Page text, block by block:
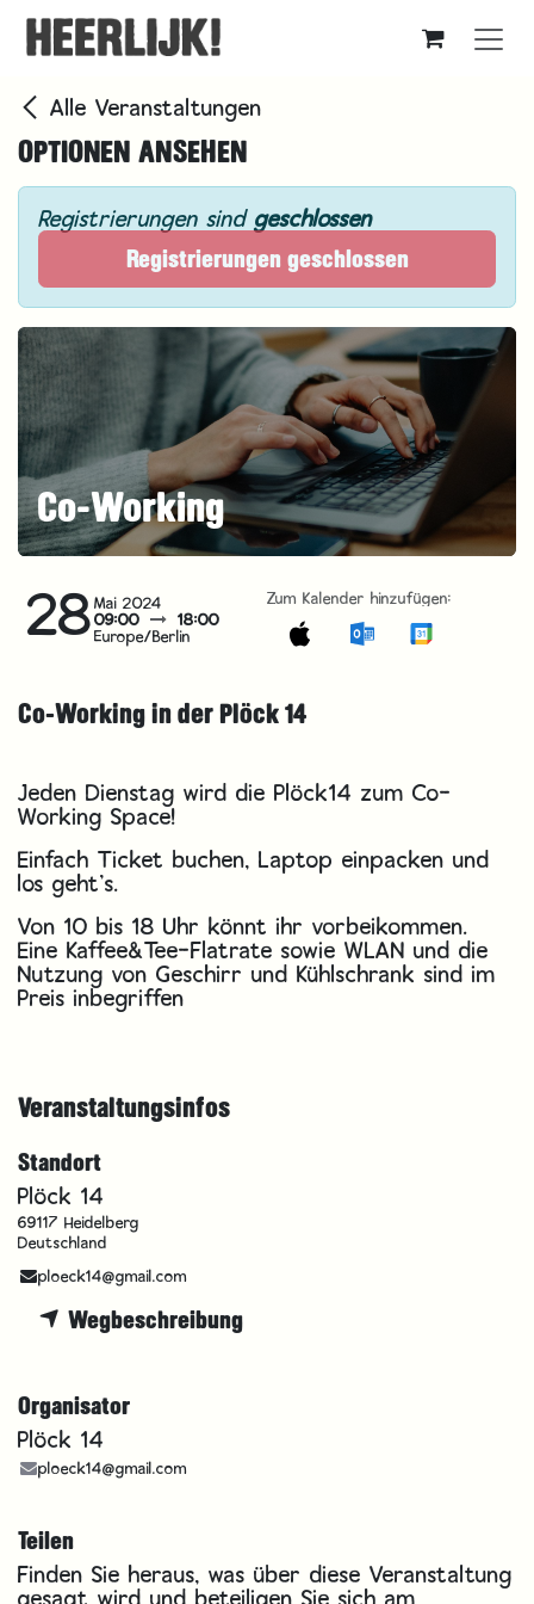
Zum Inhalt springen
Alle Veranstaltungen
OPTIONEN ANSEHEN
Registrierungen sind geschlossen
Registrierungen geschlossen
Co-Working
28Mai 2024
09:00 18:00
Europe/Berlin
Zum Kalender hinzufügen:
Co-Working in der Plöck 14
Jeden Dienstag wird die Plöck14 zum Co-
Working Space!
Einfach Ticket buchen, Laptop einpacken und
los geht’s.
Von 10 bis 18 Uhr könnt ihr vorbeikommen.
Eine Kaffee&Tee-Flatrate sowie WLAN und die
Nutzung von Geschirr und Kühlschrank sind im
Preis inbegriffen
Veranstaltungsinfos
Standort
Plöck 14
69117 Heidelberg
Deutschland
ploeck14@gmail.com
Wegbeschreibung
Organisator
Plöck 14
ploeck14@gmail.com
Teilen
Finden Sie heraus, was über diese Veranstaltung